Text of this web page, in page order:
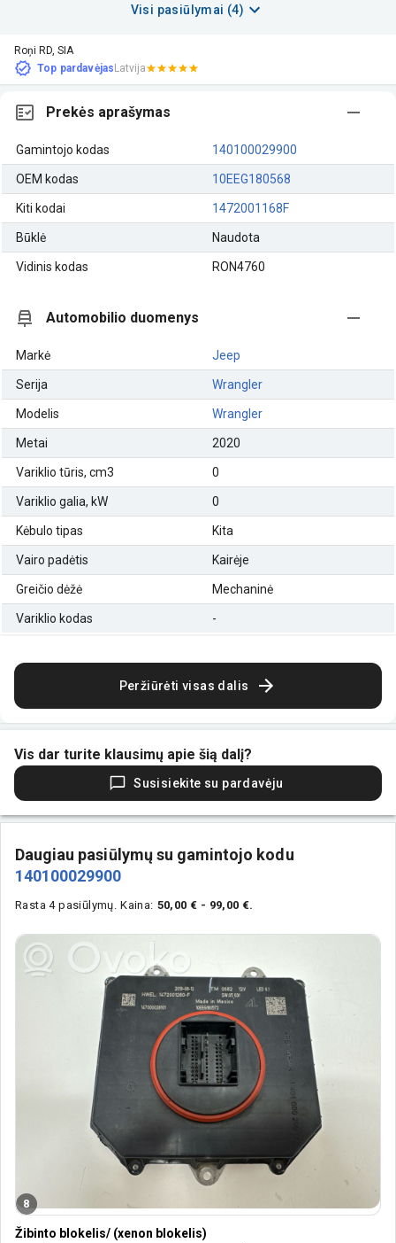
Visi pasiūlymai (4)
Roņi RD, SIA
Top pardavėjasLatvija
Prekės aprašymas
Gamintojo kodas 140100029900
OEM kodas 10EEG180568
Kiti kodai 1472001168F
Būklė Naudota
Vidinis kodas RON4760
Automobilio duomenys
Markė Jeep
Serija Wrangler
Modelis Wrangler
Metai 2020
Variklio tūris, cm3 0
Variklio galia, kW 0
Kėbulo tipas Kita
Vairo padėtis Kairėje
Greičio dėžė Mechaninė
Variklio kodas -
Peržiūrėti visas dalis
Vis dar turite klausimų apie šią dalį?
Susisiekite su pardavėju
Daugiau pasiūlymų su gamintojo kodu
140100029900
Rasta 4 pasiūlymų. Kaina: 50,00 € - 99,00 €.
8
Žibinto blokelis/ (xenon blokelis)